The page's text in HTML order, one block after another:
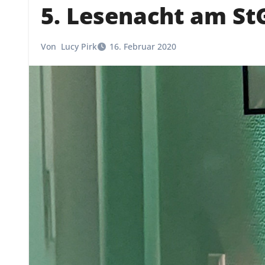
5. Lesenacht am
Von Lucy Pirk 16. Februar 2020